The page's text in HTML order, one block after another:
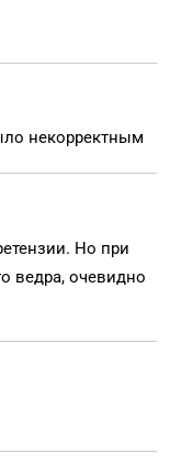
некорректным
Но при
ведра, очевидно